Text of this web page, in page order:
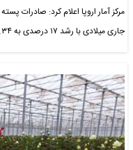
مرکز آمار اروپا اعلام کرد: صادرات
جاری میلادی با رشد ۱۷ درصدی به ۳۴…